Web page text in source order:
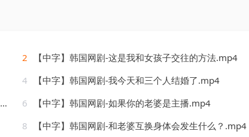
2
【中字】韩国网剧-这是我和女孩子交往的方法.mp4
4
【中字】韩国网剧-我今天和三个人结婚了.mp4
6
【中字】韩国网剧-如果你的老婆是主播.mp4
8
【中字】韩国网剧-和老婆互换身体会发生什么？.mp4